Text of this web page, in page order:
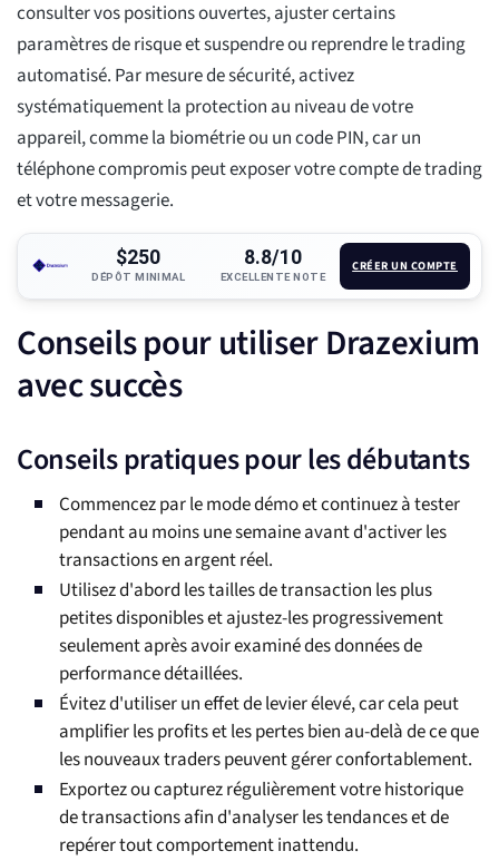
consulter vos positions ouvertes, ajuster certains
paramètres de risque et suspendre ou reprendre le trading
automatisé. Par mesure de sécurité, activez
systématiquement la protection au niveau de votre
appareil, comme la biométrie ou un code PIN, car un
téléphone compromis peut exposer votre compte de trading
et votre messagerie.
$250
DÉPÔT MINIMAL
8.8/10
EXCELLENTE NOTE
CRÉER UN COMPTE
Conseils pour utiliser Drazexium
avec succès
Conseils pratiques pour les débutants
Commencez par le mode démo et continuez à tester
pendant au moins une semaine avant d'activer les
transactions en argent réel.
Utilisez d'abord les tailles de transaction les plus
petites disponibles et ajustez-les progressivement
seulement après avoir examiné des données de
performance détaillées.
Évitez d'utiliser un effet de levier élevé, car cela peut
amplifier les profits et les pertes bien au-delà de ce que
les nouveaux traders peuvent gérer confortablement.
Exportez ou capturez régulièrement votre historique
de transactions afin d'analyser les tendances et de
repérer tout comportement inattendu.